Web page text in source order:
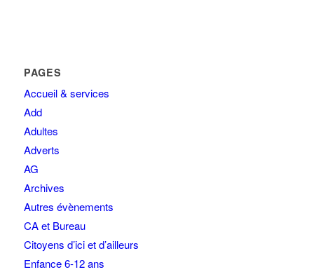
PAGES
Accueil & services
Add
Adultes
Adverts
AG
Archives
Autres évènements
CA et Bureau
Citoyens d’ici et d’ailleurs
Enfance 6-12 ans